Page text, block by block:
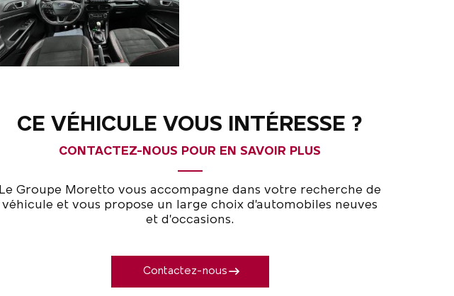
CE VÉHICULE VOUS INTÉRESSE ?
CONTACTEZ-NOUS POUR EN SAVOIR PLUS
Le Groupe Moretto vous accompagne dans votre recherche de
véhicule et vous propose un large choix d’automobiles neuves
et d’occasions.
Contactez-nous